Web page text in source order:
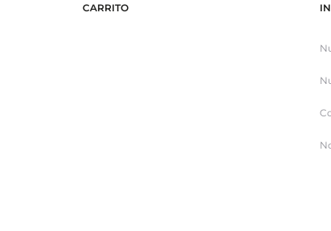
CARRITO